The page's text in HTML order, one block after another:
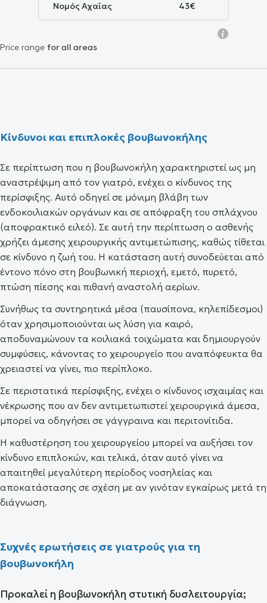
Νομός Αχαΐας
43€
Price range for all areas
Κίνδυνοι και επιπλοκές βουβωνοκήλης
Σε περίπτωση που η βουβωνοκήλη χαρακτηριστεί ως μη
αναστρέψιμη από τον γιατρό, ενέχει ο κίνδυνος της
περίσφιξης. Αυτό οδηγεί σε μόνιμη βλάβη των
ενδοκοιλιακών οργάνων και σε απόφραξη του σπλάχνου
(αποφρακτικό ειλεό). Σε αυτή την περίπτωση ο ασθενής
χρήζει άμεσης χειρουργικής αντιμετώπισης, καθώς τίθεται
σε κίνδυνο η ζωή του. Η κατάσταση αυτή συνοδεύεται από
έντονο πόνο στη βουβωνική περιοχή, εμετό, πυρετό,
πτώση πίεσης και πιθανή αναστολή αερίων.
Συνήθως τα συντηρητικά μέσα (παυσίπονα, κηλεπίδεσμοι)
όταν χρησιμοποιούνται ως λύση για καιρό,
αποδυναμώνουν τα κοιλιακά τοιχώματα και δημιουργούν
συμφύσεις, κάνοντας το χειρουργείο που αναπόφευκτα θα
χρειαστεί να γίνει, πιο περίπλοκο.
Σε περιστατικά περίσφιξης, ενέχει ο κίνδυνος ισχαιμίας και
νέκρωσης που αν δεν αντιμετωπιστεί χειρουργικά άμεσα,
μπορεί να οδηγήσει σε γάγγραινα και περιτονίτιδα.
Η καθυστέρηση του χειρουργείου μπορεί να αυξήσει τον
κίνδυνο επιπλοκών, και τελικά, όταν αυτό γίνει να
απαιτηθεί μεγαλύτερη περίοδος νοσηλείας και
αποκατάστασης σε σχέση με αν γινόταν εγκαίρως μετά τη
διάγνωση.
Συχνές ερωτήσεις σε γιατρούς για τη
βουβωνοκήλη
Προκαλεί η βουβωνοκήλη στυτική δυσλειτουργία;